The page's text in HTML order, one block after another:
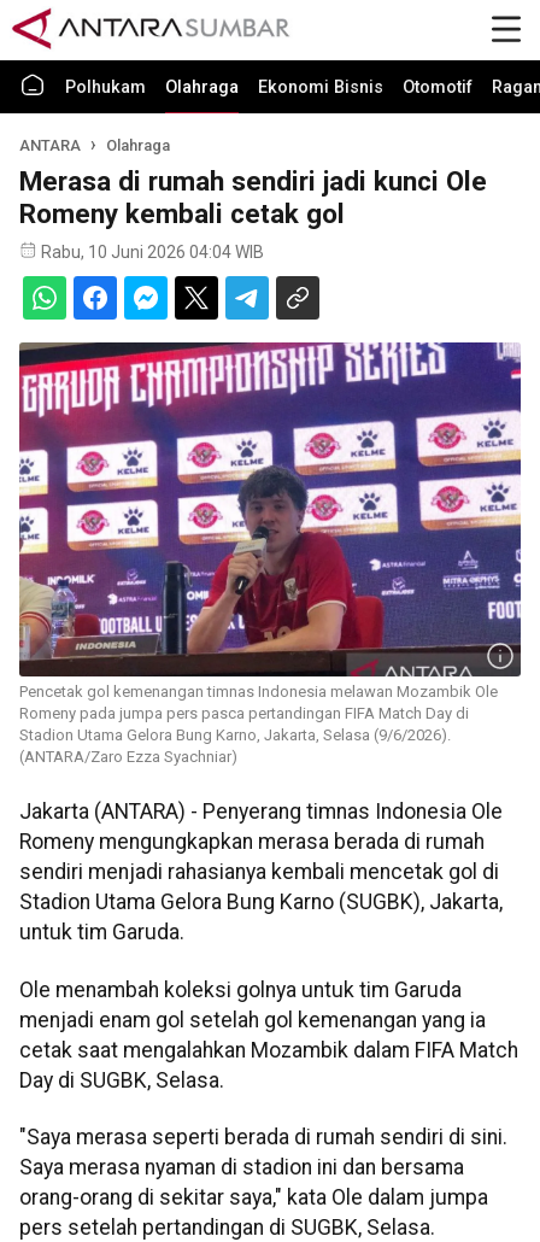
Polhukam Olahraga Ekonomi Bisnis Otomotif
ANTARA Olahraga
Merasa di rumah sendiri jadi kunci Ole
Romeny kembali cetak gol
Rabu, 10 Juni 2026 04:04 WIB
Pencetak gol kemenangan timnas Indonesia melawan Mozambik Ole
Romeny pada jumpa pers pasca pertandingan FIFA Match Day di
Stadion Utama Gelora Bung Karno, Jakarta, Selasa (9/6/2026).
(ANTARA/Zaro Ezza Syachniar)
Jakarta (ANTARA) - Penyerang timnas Indonesia Ole
Romeny mengungkapkan merasa berada di rumah
sendiri menjadi rahasianya kembali mencetak gol di
Stadion Utama Gelora Bung Karno (SUGBK), Jakarta,
untuk tim Garuda.
Ole menambah koleksi golnya untuk tim Garuda
menjadi enam gol setelah gol kemenangan yang ia
cetak saat mengalahkan Mozambik dalam FIFA Match
Day di SUGBK, Selasa.
"Saya merasa seperti berada di rumah sendiri di sini.
Saya merasa nyaman di stadion ini dan bersama
orang-orang di sekitar saya," kata Ole dalam jumpa
pers setelah pertandingan di SUGBK, Selasa.